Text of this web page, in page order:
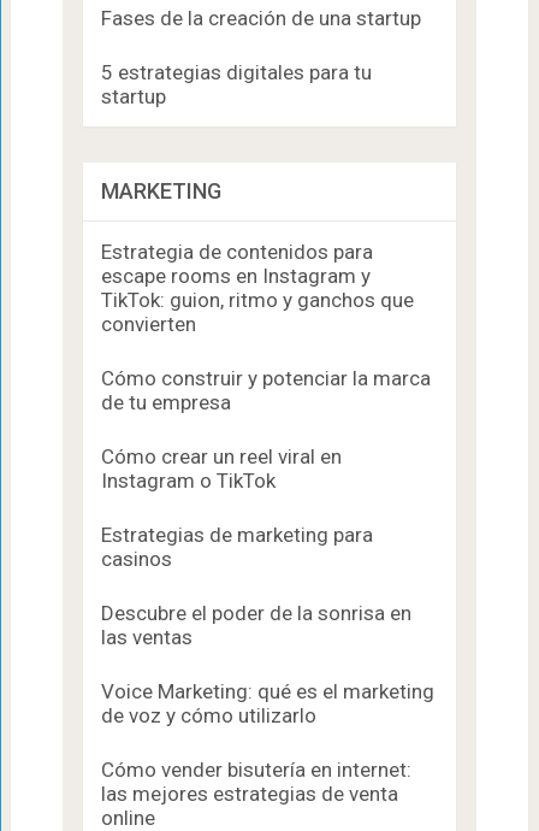
Fases de la creación de una startup
5 estrategias digitales para tu
startup
MARKETING
Estrategia de contenidos para
escape rooms en Instagram y
TikTok: guion, ritmo y ganchos que
convierten
Cómo construir y potenciar la marca
de tu empresa
Cómo crear un reel viral en
Instagram o TikTok
Estrategias de marketing para
casinos
Descubre el poder de la sonrisa en
las ventas
Voice Marketing: qué es el marketing
de voz y cómo utilizarlo
Cómo vender bisutería en internet:
las mejores estrategias de venta
online